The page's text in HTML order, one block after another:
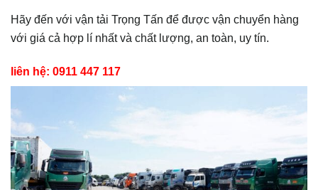
Hãy đến với vận tải Trọng Tấn để được vận chuyển hàng
với giá cả hợp lí nhất và chất lượng, an toàn, uy tín.
liên hệ: 0911 447 117